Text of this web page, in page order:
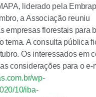
liderado pela
a Associação reuniu
empresas florestais para
tema. A consulta pública
Os interessados em
considerações para o e-
wp-
10/iba-